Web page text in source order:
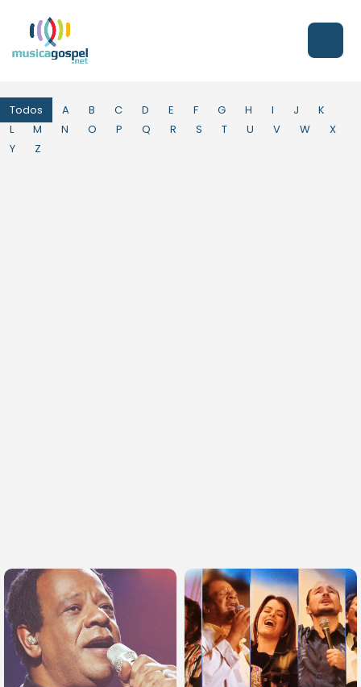
Todos A B C D E F G H I J
K
L
M N O P Q R S T U V W
X
Y
Z